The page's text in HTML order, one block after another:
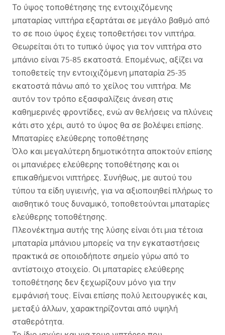
Το ύψος τοποθέτησης της εντοιχιζόμενης
μπαταρίας νιπτήρα εξαρτάται σε μεγάλο βαθμό από
το σε ποιο ύψος έχεις τοποθετήσει τον νιπτήρα.
Θεωρείται ότι το τυπικό ύψος για τον νιπτήρα στο
μπάνιο είναι 75-85 εκατοστά. Επομένως, αξίζει να
τοποθετείς την εντοιχιζόμενη μπαταρία 25-35
εκατοστά πάνω από το χείλος του νιπτήρα. Με
αυτόν τον τρόπο εξασφαλίζεις άνεση στις
καθημερινές φροντίδες, ενώ αν θελήσεις να πλύνεις
κάτι στο χέρι, αυτό το ύψος θα σε βολέψει επίσης.
Μπαταρίες ελεύθερης τοποθέτησης
Όλο και μεγαλύτερη δημοτικότητα αποκτούν επίσης
οι μπανιέρες ελεύθερης τοποθέτησης και οι
επικαθήμενοι νιπτήρες. Συνήθως, με αυτού του
τύπου τα είδη υγιεινής, για να αξιοποιηθεί πλήρως το
αισθητικό τους δυναμικό, τοποθετούνται μπαταρίες
ελεύθερης τοποθέτησης.
Πλεονέκτημα αυτής της λύσης είναι ότι μια τέτοια
μπαταρία μπάνιου μπορείς να την εγκαταστήσεις
πρακτικά σε οποιοδήποτε σημείο γύρω από το
αντίστοιχο στοιχείο. Οι μπαταρίες ελεύθερης
τοποθέτησης δεν ξεχωρίζουν μόνο για την
εμφάνισή τους. Είναι επίσης πολύ λειτουργικές και,
μεταξύ άλλων, χαρακτηρίζονται από υψηλή
σταθερότητα.